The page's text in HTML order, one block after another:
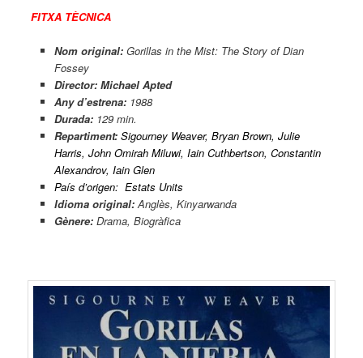
FITXA TÈCNICA
Nom original: Gorillas in the Mist: The Story of Dian
Fossey
Director:Michael Apted
Any d’estrena: 1988
Durada: 129 min.
Repartiment: Sigourney Weaver, Bryan Brown, Julie
Harris, John Omirah Miluwi, Iain Cuthbertson, Constantin
Alexandrov, Iain Glen
País d’origen: Estats Units
Idioma original: Anglès, Kinyarwanda
Gènere:Drama, Biogràfica